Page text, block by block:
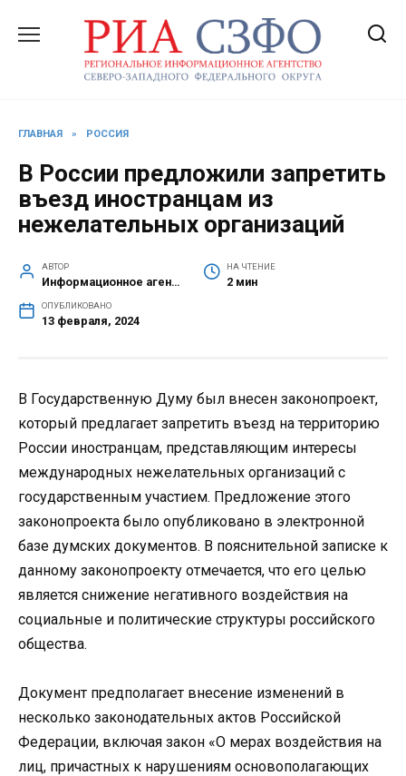
содержанию
ГЛАВНАЯ » РОССИЯ
В России предложили запретить
въезд иностранцам из
нежелательных организаций
АВТОР
Информационное агентство СЗФО
НА ЧТЕНИЕ
2 мин
ОПУБЛИКОВАНО
13 февраля, 2024
В Государственную Думу был внесен законопроект,
который предлагает запретить въезд на территорию
России иностранцам, представляющим интересы
международных нежелательных организаций с
государственным участием. Предложение этого
законопроекта было опубликовано в электронной
базе думских документов. В пояснительной записке к
данному законопроекту отмечается, что его целью
является снижение негативного воздействия на
социальные и политические структуры российского
общества.
Документ предполагает внесение изменений в
несколько законодательных актов Российской
Федерации, включая закон «О мерах воздействия на
лиц, причастных к нарушениям основополагающих